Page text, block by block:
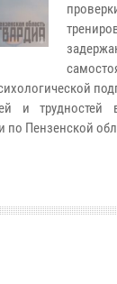
и
по Пензенской